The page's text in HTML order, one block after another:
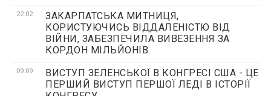
22:02
ЗАКАРПАТСЬКА МИТНИЦЯ,
КОРИСТУЮЧИСЬ ВІДДАЛЕНІСТЮ ВІД
ВІЙНИ, ЗАБЕЗПЕЧИЛА ВИВЕЗЕННЯ ЗА
КОРДОН МІЛЬЙОНІВ
09:09
ВИСТУП ЗЕЛЕНСЬКОЇ В КОНГРЕСІ США - ЦЕ
ПЕРШИЙ ВИСТУП ПЕРШОЇ ЛЕДІ В ІСТОРІЇ